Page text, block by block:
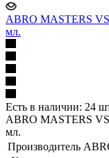
ABRO MASTERS
мл.
Есть в наличии: 24
ABRO MASTERS
мл.
Производитель